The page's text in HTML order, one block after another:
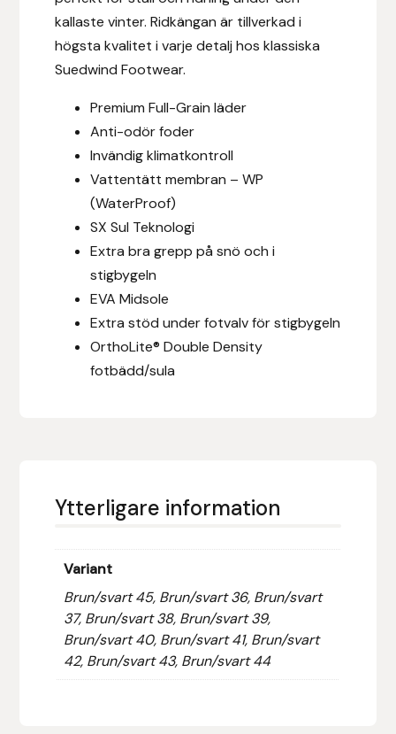
kallaste vinter. Ridkängan är tillverkad i
högsta kvalitet i varje detalj hos klassiska
Suedwind Footwear.
Premium Full-Grain läder
Anti-odör foder
Invändig klimatkontroll
Vattentätt membran – WP
(WaterProof)
SX Sul Teknologi
Extra bra grepp på snö och i
stigbygeln
EVA Midsole
Extra stöd under fotvalv för stigbygeln
OrthoLite® Double Density
fotbädd/sula
Ytterligare information
Variant
Brun/svart 45, Brun/svart 36, Brun/svart
37, Brun/svart 38, Brun/svart 39,
Brun/svart 40, Brun/svart 41, Brun/svart
42, Brun/svart 43, Brun/svart 44
Eskadron
Fákur Rideudstyr
Hesta Gallery
Horse Guard